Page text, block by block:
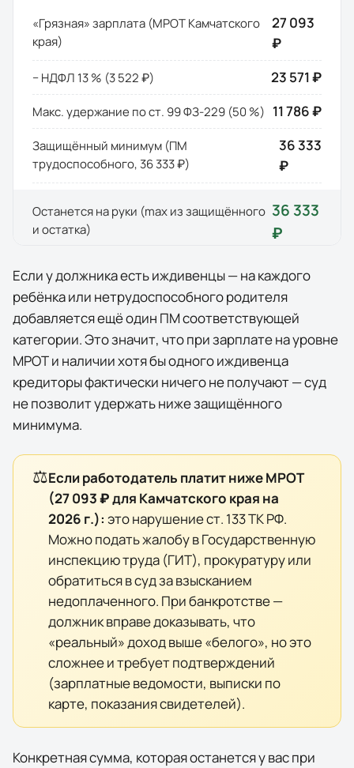
«Грязная» зарплата (МРОТКамчатского
края)
27 093
₽
− НДФЛ 13 % (3 522 ₽) 23 571 ₽
Макс. удержание по ст. 99 ФЗ-229 (50 %) 11 786 ₽
Защищённый минимум (ПМ
трудоспособного, 36 333 ₽)
36 333
₽
Останется на руки (max из защищённого
и остатка)
36 333
₽
Если у должника есть иждивенцы — на каждого
ребёнка или нетрудоспособного родителя
добавляется ещё один ПМ соответствующей
категории. Это значит, что при зарплате на уровне
МРОТ и наличии хотя бы одного иждивенца
кредиторы фактически ничегоне получают — суд
не позволит удержать ниже защищённого
минимума.
⚖️Если работодатель платит ниже МРОТ
(27 093 ₽для Камчатского края на
2026 г.): это нарушение ст. 133 ТК РФ.
Можно подать жалобу в Государственную
инспекцию труда (ГИТ), прокуратуру или
обратиться в суд за взысканием
недоплаченного. При банкротстве —
должник вправе доказывать, что
«реальный» доход выше «белого», но это
сложнее и требует подтверждений
(зарплатные ведомости, выписки по
карте, показания свидетелей).
Конкретная сумма, которая останется у вас при